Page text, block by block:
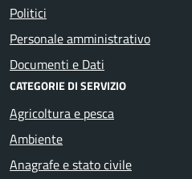
Politici
Personale amministrativo
Documenti e Dati
CATEGORIE DI SERVIZIO
Agricoltura e pesca
Ambiente
Anagrafe e stato civile